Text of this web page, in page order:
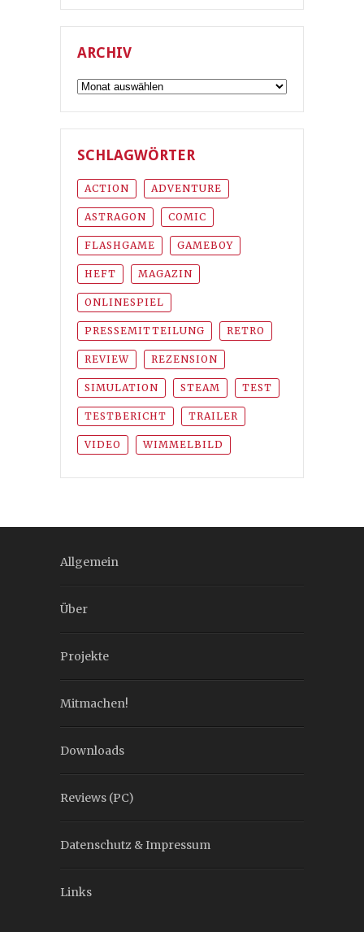
ARCHIV
Archiv
SCHLAGWÖRTER
ACTION ADVENTURE
ASTRAGON COMIC
FLASHGAME GAMEBOY
HEFT MAGAZIN
ONLINESPIEL
PRESSEMITTEILUNG RETRO
REVIEW REZENSION
SIMULATION STEAM TEST
TESTBERICHT TRAILER
VIDEO WIMMELBILD
Allgemein
Über
Projekte
Mitmachen!
Downloads
Reviews (PC)
Datenschutz & Impressum
Links